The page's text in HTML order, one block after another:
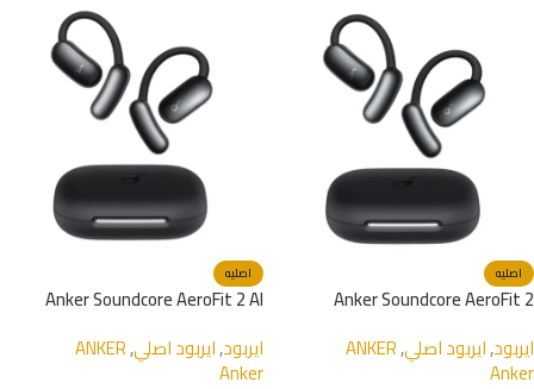
اصليه
Anker Soundcore AeroFit 2
ايربود,ايربود اصلي,
ANKER
Anker
اصليه
Anker Soundcore AeroFit 2 AI
ايربود,ايربود اصلي,
ANKER
Anker